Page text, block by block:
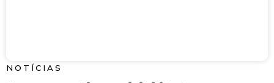
NOTÍCIAS